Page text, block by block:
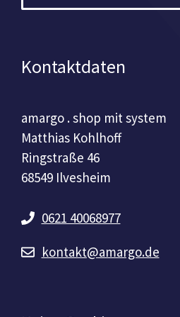
Kontaktdaten
amargo . shop mit system
Matthias Kohlhoff
Ringstraße 46
68549 Ilvesheim
0621 40068977
kontakt@amargo.de